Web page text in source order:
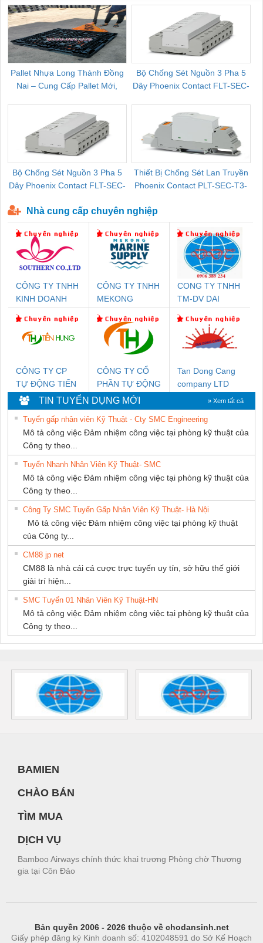
Pallet Nhựa Long Thành Đồng
Nai – Cung Cấp Pallet Mới,
Bộ Chống Sét Nguồn 3 Pha 5
Dây Phoenix Contact FLT-SEC-
Bộ Chống Sét Nguồn 3 Pha 5
Dây Phoenix Contact FLT-SEC-
Thiết Bị Chống Sét Lan Truyền
Phoenix Contact PLT-SEC-T3-
Nhà cung cấp chuyên nghiệp
CÔNG TY TNHH
KINH DOANH
PHƯƠNG NAM
CÔNG TY TNHH
MEKONG
SUPPLY
CONG TY TNHH
TM-DV DAI
CÔNG TY CP
TỰ ĐỘNG TIẾN
HƯNG
CÔNG TY CỔ
PHẦN TỰ ĐỘNG
TIẾN HƯNG
Tan Dong Cang
company LTD
TIN TUYỂN DỤNG MỚI » Xem tất cả
Tuyển gấp nhân viên Kỹ Thuật - Cty SMC Engineering
Mô tả công việc Đảm nhiệm công việc tại phòng kỹ thuật của
Công ty theo...
Tuyển Nhanh Nhân Viên Kỹ Thuật- SMC
Mô tả công việc Đảm nhiệm công việc tại phòng kỹ thuật của
Công ty theo...
Công Ty SMC Tuyển Gấp Nhân Viên Kỹ Thuật- Hà Nội
Mô tả công việc Đảm nhiệm công việc tại phòng kỹ thuật
của Công ty...
CM88 jp net
CM88 là nhà cái cá cược trực tuyến uy tín, sở hữu thế giới
giải trí hiện...
SMC Tuyển 01 Nhân Viên Kỹ Thuật-HN
Mô tả công việc Đảm nhiệm công việc tại phòng kỹ thuật của
Công ty theo...
BAMIEN
CHÀO BÁN
TÌM MUA
DỊCH VỤ
Bamboo Airways chính thức khai trương Phòng chờ Thương
gia tại Côn Đảo
Bản quyền 2006 - 2026 thuộc về chodansinh.net
Giấy phép đăng ký Kinh doanh số: 4102048591 do Sở Kế Hoạch